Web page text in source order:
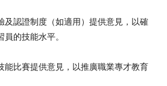
及認證制度（如適用）提供意見，以確
的技能水平。
能比賽提供意見，以推廣職業專才教育